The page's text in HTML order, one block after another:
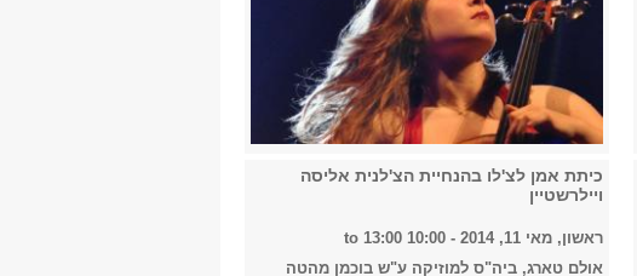
כיתת אמן לצ'לו בהנחיית הצ'לנית אליסה
ויילרשטיין
ראשון, מאי 11, 2014 - 10:00
to
13:00
אולם טארג, ביה"ס למוזיקה ע"ש בוכמן מהטה